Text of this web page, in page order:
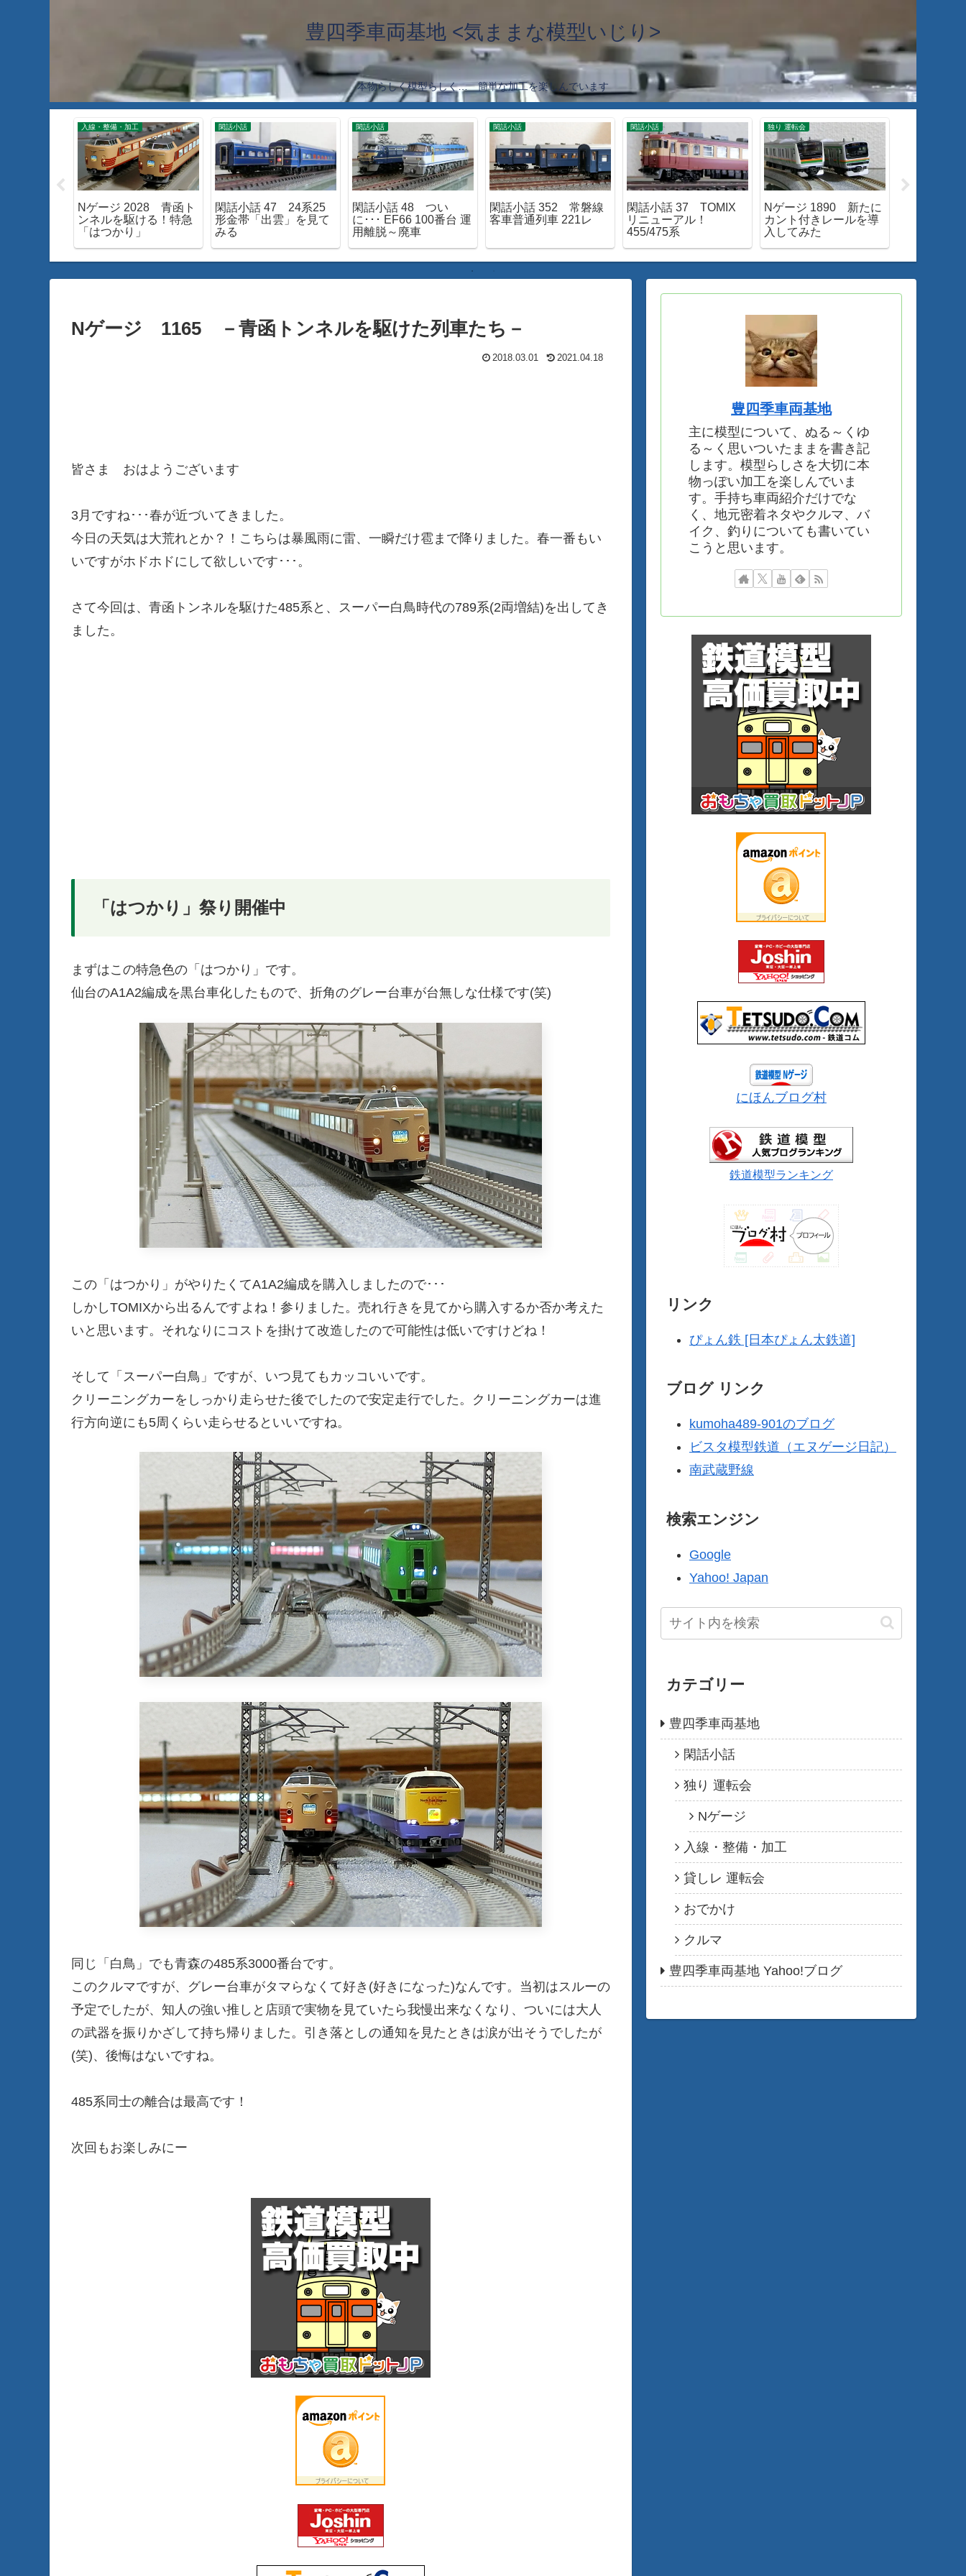
豊四季車両基地 <気ままな模型いじり>
本物らしく模型らしく… 簡単な加工を楽しんでいます
入線・整備・加工
Nゲージ 2028 青函ト
ンネルを駆ける！特急
「はつかり」
閑話小話
閑話小話 47 24系25
形金帯「出雲」を見て
みる
閑話小話
閑話小話 48 つい
に･･･ EF66 100番台 運
用離脱～廃車
閑話小話
閑話小話 352 常磐線
客車普通列車 221レ
閑話小話
閑話小話 37 TOMIX
リニューアル！
455/475系
独り 運転会
Nゲージ 1890 新たに
カント付きレールを導
入してみた
Nゲージ 1165 －青函トンネルを駆けた列車たち－
2018.03.01 2021.04.18
皆さま おはようございます
3月ですね･･･春が近づいてきました。
今日の天気は大荒れとか？！こちらは暴風雨に雷、一瞬だけ雹まで降りました。春一番もい
いですがホドホドにして欲しいです･･･。
さて今回は、青函トンネルを駆けた485系と、スーパー白鳥時代の789系(2両増結)を出してき
ました。
「はつかり」祭り開催中
まずはこの特急色の「はつかり」です。
仙台のA1A2編成を黒台車化したもので、折角のグレー台車が台無しな仕様です(笑)
この「はつかり」がやりたくてA1A2編成を購入しましたので･･･
しかしTOMIXから出るんですよね！参りました。売れ行きを見てから購入するか否か考えた
いと思います。それなりにコストを掛けて改造したので可能性は低いですけどね！
そして「スーパー白鳥」ですが、いつ見てもカッコいいです。
クリーニングカーをしっかり走らせた後でしたので安定走行でした。クリーニングカーは進
行方向逆にも5周くらい走らせるといいですね。
同じ「白鳥」でも青森の485系3000番台です。
このクルマですが、グレー台車がタマらなくて好き(好きになった)なんです。当初はスルーの
予定でしたが、知人の強い推しと店頭で実物を見ていたら我慢出来なくなり、ついには大人
の武器を振りかざして持ち帰りました。引き落としの通知を見たときは涙が出そうでしたが
(笑)、後悔はないですね。
485系同士の離合は最高です！
次回もお楽しみにー
豊四季車両基地
主に模型について、ぬる～くゆ
る～く思いついたままを書き記
します。模型らしさを大切に本
物っぽい加工を楽しんでいま
す。手持ち車両紹介だけでな
く、地元密着ネタやクルマ、バ
イク、釣りについても書いてい
こうと思います。
にほんブログ村
鉄道模型ランキング
リンク
ぴょん鉄 [日本ぴょん太鉄道]
ブログ リンク
kumoha489-901のブログ
ビスタ模型鉄道（エヌゲージ日記）
南武蔵野線
検索エンジン
Google
Yahoo! Japan
カテゴリー
豊四季車両基地
閑話小話
独り 運転会
Nゲージ
入線・整備・加工
貸しレ 運転会
おでかけ
クルマ
豊四季車両基地 Yahoo!ブログ